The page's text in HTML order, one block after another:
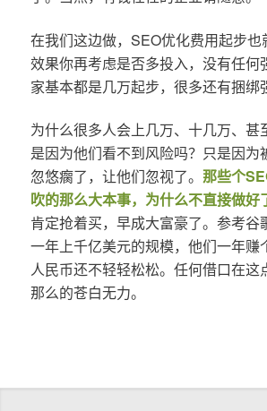
在我们这边做，SEO优化费用起步也
效果你再考虑是否多投入，没有任何
家基本都是几万起步，很多还有捆绑
为什么很多人会上几万、十几万、甚
是因为他们看不到风险吗？只是因为
忽悠瘸了，让他们忽视了。 那些个
吹的那么大本事，为什么不直接做好
肯定抢着买，早成大富豪了。参考谷
一年上千亿美元的规模，他们一年赚
人民币还不轻轻松松。任何借口在这
那么的苍白无力。